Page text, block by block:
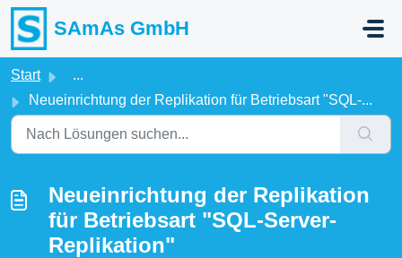
Zum hauptsächlichen Inhalt gehen
SAmAs GmbH
Start
...
Neueinrichtung der Replikation für Betriebsart "SQL-...
Neueinrichtung der Replikation
für Betriebsart "SQL-Server-
Replikation"